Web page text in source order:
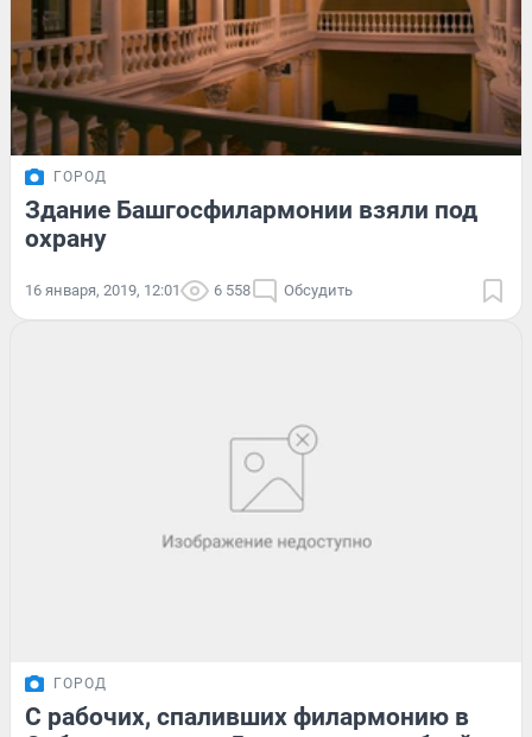
ГОРОД
Здание Башгосфилармонии взяли под
охрану
16 января, 2019, 12:01 6 558 Обсудить
ГОРОД
С рабочих, спаливших филармонию в